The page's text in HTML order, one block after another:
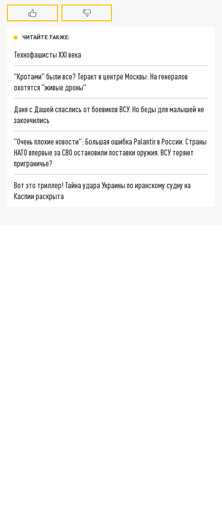
ЧИТАЙТЕ ТАКЖЕ:
Технофашисты XXI века
"Кротами" были все? Теракт в центре Москвы: На генералов
охотятся "живые дроны"
Даня с Дашей спаслись от боевиков ВСУ. Но беды для малышей не
закончились
"Очень плохие новости": Большая ошибка Palantir в России. Страны
НАТО впервые за СВО остановили поставки оружия. ВСУ теряют
приграничье?
Вот это триллер! Тайна удара Украины по иранскому судну на
Каспии раскрыта